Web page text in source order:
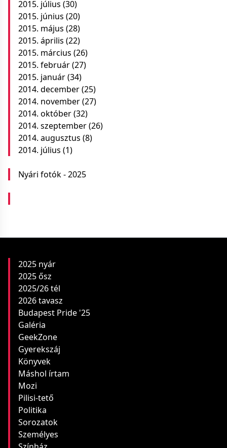
2015. július (30)
2015. június (20)
2015. május (28)
2015. április (22)
2015. március (26)
2015. február(27)
2015. január(34)
2014. december(25)
2014. november(27)
2014. október(32)
2014. szeptember(26)
2014. augusztus (8)
2014. július (1)
Nyári fotók - 2025
2025 nyár
2025 ősz
2025/26 tél
2026 tavasz
Budapest Pride '25
Galéria
GeekZone
Gyerekszáj
Könyvek
Máshol írtam
Mozi
Pilisi-tető
Politika
Sorozatok
Személyes